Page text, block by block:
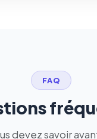
FAQ
devez savoir